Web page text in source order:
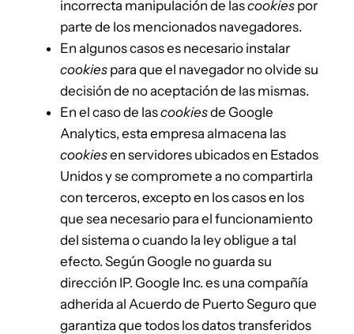
incorrecta manipulación de lascookies por
parte de los mencionados navegadores.
En algunos casos es necesario instalar
cookies para que el navegador no olvide su
decisión de no aceptación de las mismas.
En el caso de lascookiesde Google
Analytics, esta empresa almacena las
cookiesen servidores ubicados en Estados
Unidos y se compromete a no compartirla
con terceros, excepto en los casos en los
que sea necesario para el funcionamiento
del sistema o cuando la ley obligue a tal
efecto. Según Google no guarda su
dirección IP. Google Inc. es una compañía
adherida al Acuerdo de Puerto Seguro que
garantiza que todos los datos transferidos